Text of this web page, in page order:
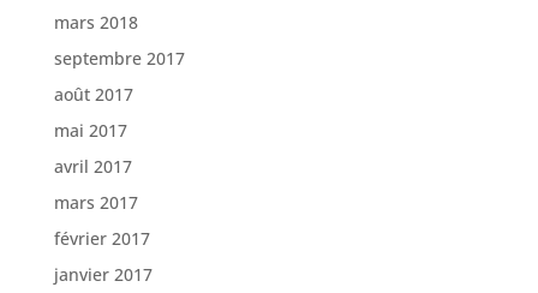
mars 2018
septembre 2017
août 2017
mai 2017
avril 2017
mars 2017
février 2017
janvier 2017